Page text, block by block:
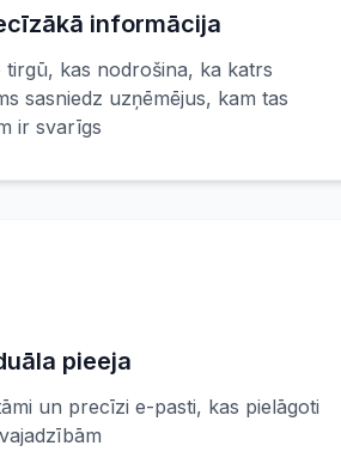
informācija
tirgū, kas nodrošina, ka katrs
sasniedz uzņēmējus, kam tas
ir svarīgs
pieeja
un precīzi e-pasti, kas pielāgoti